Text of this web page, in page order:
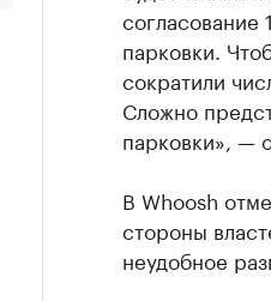
согласование
парковки.
сократили
Сложно
парковки», —
В Whoosh
стороны
неудобное